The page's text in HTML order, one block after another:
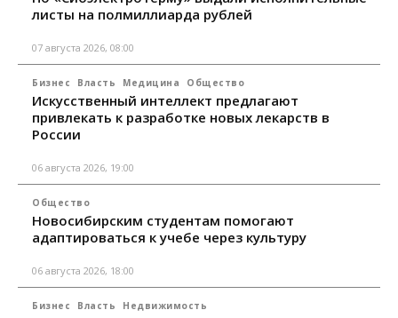
листы на полмиллиарда рублей
07 августа 2026, 08:00
Бизнес Власть Медицина Общество
Искусственный интеллект предлагают
привлекать к разработке новых лекарств в
России
06 августа 2026, 19:00
Общество
Новосибирским студентам помогают
адаптироваться к учебе через культуру
06 августа 2026, 18:00
Бизнес Власть Недвижимость